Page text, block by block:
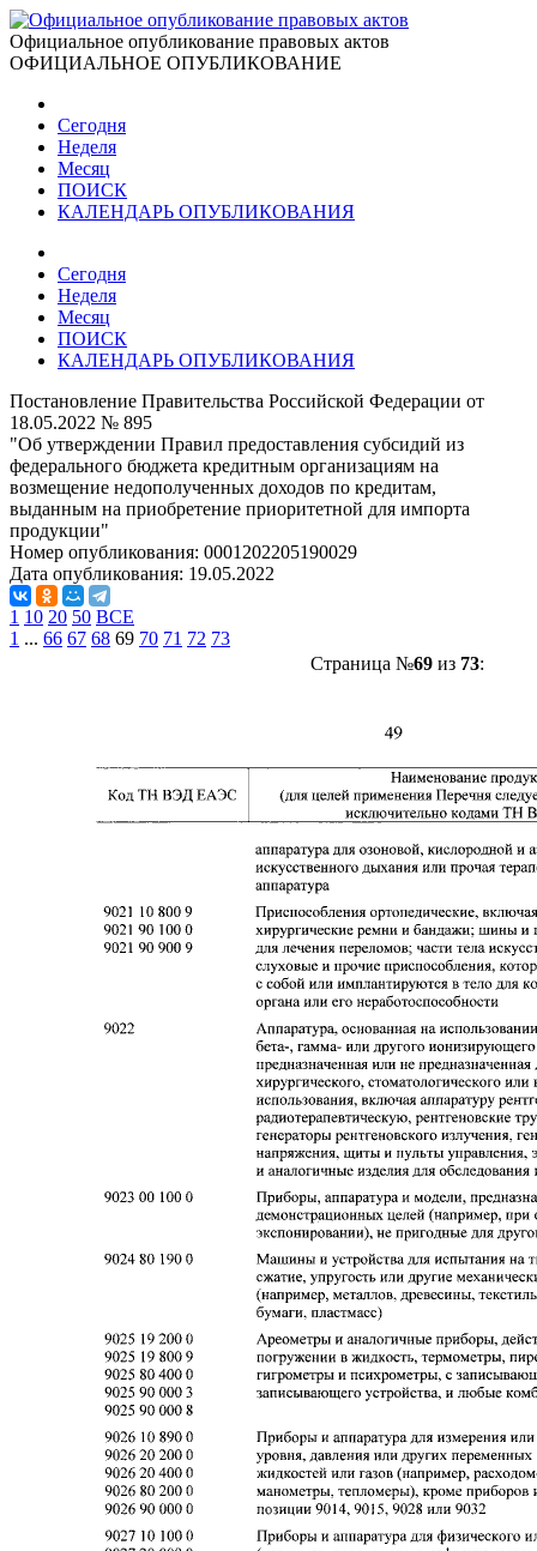
Официальное опубликование правовых актов
ОФИЦИАЛЬНОЕ ОПУБЛИКОВАНИЕ
Сегодня
Неделя
Месяц
ПОИСК
КАЛЕНДАРЬ ОПУБЛИКОВАНИЯ
Сегодня
Неделя
Месяц
ПОИСК
КАЛЕНДАРЬ ОПУБЛИКОВАНИЯ
Постановление Правительства Российской Федерации от
18.05.2022 № 895
"Об утверждении Правил предоставления субсидий из
федерального бюджета кредитным организациям на
возмещение недополученных доходов по кредитам,
выданным на приобретение приоритетной для импорта
продукции"
Номер опубликования: 0001202205190029
Дата опубликования: 19.05.2022
1 10 20 50 ВСЕ
1 ... 66 67 68 69 70 71 72 73
Страница №69из 73: